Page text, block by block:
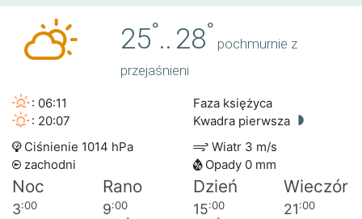
25°.. 28°
pochmurnie z
przejaśnieni
: 06:11
: 20:07
Faza księżyca
Kwadra pierwsza
Ciśnienie 1014 hPa
Wiatr 3 m/s
zachodni
Opady 0 mm
Noc Rano Dzień Wieczór
3:00 9:00 15:00 21:00